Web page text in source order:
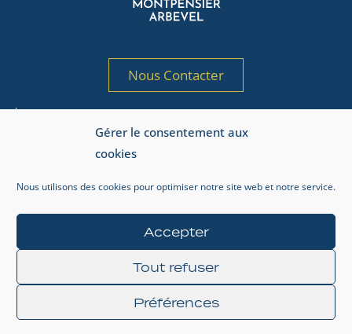
Gérer le consentement aux
cookies
Nous utilisons des cookies pour optimiser notre site web et notre service.
Accepter
Tout refuser
Préférences
Nous Contacter
par l’AMF sous le n° GP 97-125
Adresse AMF : 17, place de la Bourse, 75002 Paris.
© 2024 MONTPENSIER ARBEVEL